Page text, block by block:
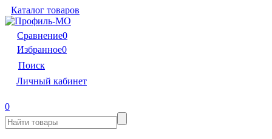
Каталог товаров
Сравнение0
Избранное0
Поиск
Личный кабинет
0